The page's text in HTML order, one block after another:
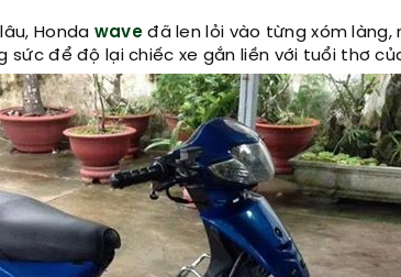
Honda waveđã len lỏi vào từng xóm làng,
sức để độ lại chiếc xe gắn liền với tuổi thơ